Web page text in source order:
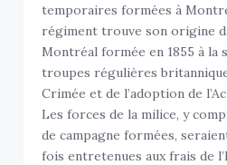
temporaires formées à
régiment trouve son origine
Montréal formée en 1855 à la
troupes régulières
Crimée et de l’adoption de
Les forces de la milice, y
de campagne formées,
fois entretenues aux frais de